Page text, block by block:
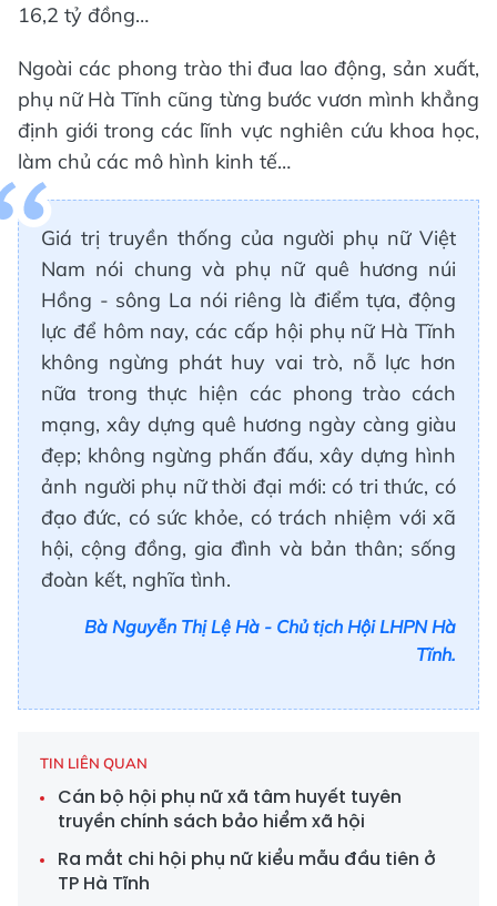
16,2 tỷ đồng…
Ngoài các phong trào thi đua lao động, sản xuất,
phụ nữ Hà Tĩnh cũng từng bước vươn mình khẳng
định giới trong các lĩnh vực nghiên cứu khoa học,
làm chủ các mô hình kinh tế…
Giá trị truyền thống của người phụ nữ Việt
Nam nói chung và phụ nữ quê hương núi
Hồng - sông La nói riêng là điểm tựa, động
lực để hôm nay, các cấp hội phụ nữ Hà Tĩnh
không ngừng phát huy vai trò, nỗ lực hơn
nữa trong thực hiện các phong trào cách
mạng, xây dựng quê hương ngày càng giàu
đẹp; không ngừng phấn đấu, xây dựng hình
ảnh người phụ nữ thời đại mới: có tri thức, có
đạo đức, có sức khỏe, có trách nhiệm với xã
hội, cộng đồng, gia đình và bản thân; sống
đoàn kết, nghĩa tình.
Bà Nguyễn Thị Lệ Hà - Chủ tịch Hội LHPN Hà
Tĩnh.
TIN LIÊN QUAN
Cán bộ hội phụ nữ xã tâm huyết tuyên
truyền chính sách bảo hiểm xã hội
Ra mắt chi hội phụ nữ kiểu mẫu đầu tiên ở
TP Hà Tĩnh